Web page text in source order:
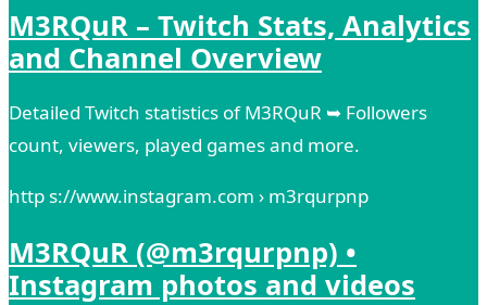
M3RQuR – Twitch Stats, Analytics
and Channel Overview
Detailed Twitch statistics of M3RQuR ➥ Followers
count, viewers, played games and more.
http s://www.instagram.com › m3rqurpnp
M3RQuR (@m3rqurpnp) •
Instagram photos and videos